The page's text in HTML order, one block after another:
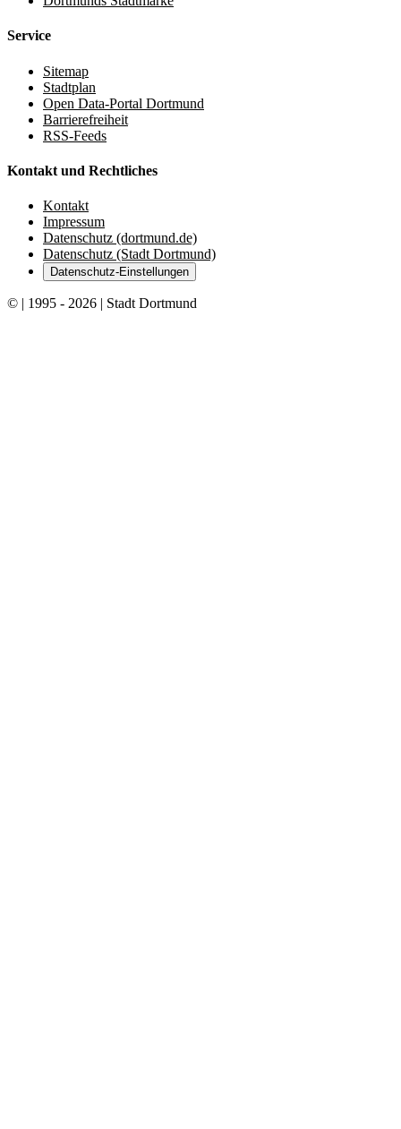
Service
Sitemap
Stadtplan
Open Data-Portal Dortmund
Barrierefreiheit
RSS-Feeds
Kontakt und Rechtliches
Kontakt
Impressum
Datenschutz (dortmund.de)
Datenschutz (Stadt Dortmund)
Datenschutz-Einstellungen
© | 1995 - 2026 | Stadt Dortmund